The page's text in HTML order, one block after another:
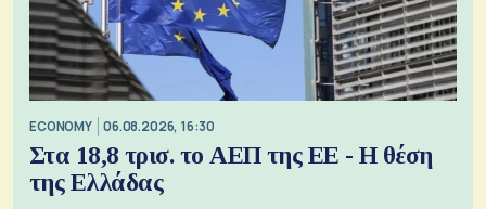
ECONOMY 06.08.2026, 16:30
Στα 18,8 τρισ. το ΑΕΠ της ΕΕ - Η θέση
της Ελλάδας